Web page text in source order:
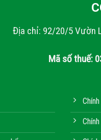
Địa chỉ: 92/20/5 Vườn
Mã số thuế: